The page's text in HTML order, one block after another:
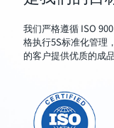
我们严格遵循 ISO
格执行5S标准化管理
的客户提供优质的成品